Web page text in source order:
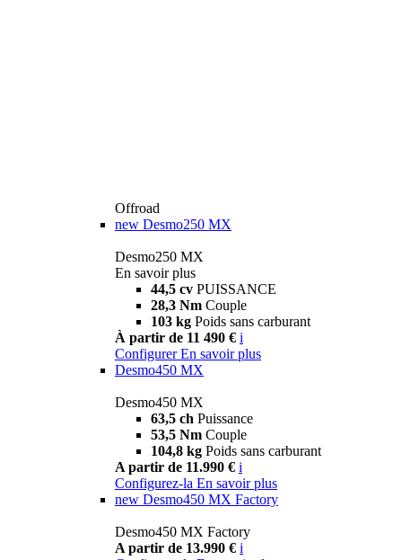
Offroad
new Desmo250 MX
Desmo250 MX
En savoir plus
44,5 cv PUISSANCE
28,3 Nm Couple
103 kg Poids sans carburant
À partir de 11 490 € i
Configurer En savoir plus
Desmo450 MX
Desmo450 MX
63,5 ch Puissance
53,5 Nm Couple
104,8 kg Poids sans carburant
A partir de 11.990 € i
Configurez-la En savoir plus
new Desmo450 MX Factory
Desmo450 MX Factory
A partir de 13.990 € i